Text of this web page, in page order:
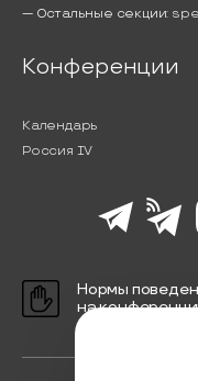
— Остальные секции:
Конференции
Календарь
Россия IV
Нормы
на